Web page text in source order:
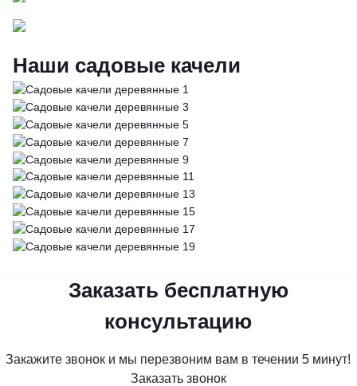
Наши садовые качели
Заказать бесплатную
консультацию
Закажите звонок и мы перезвоним вам в течении 5 минут!
Заказать звонок